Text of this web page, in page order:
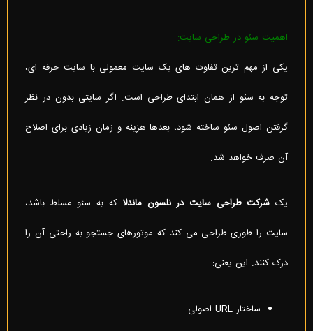
اهمیت سئو در طراحی سایت:
یکی از مهم ترین تفاوت های یک سایت معمولی با سایت حرفه ای،
توجه به سئو از همان ابتدای طراحی است. اگر سایتی بدون در نظر
گرفتن اصول سئو ساخته شود، بعدها هزینه و زمان زیادی برای اصلاح
آن صرف خواهد شد.
یک شرکت طراحی سایت در نلسون ماندلا که به سئو مسلط باشد،
سایت را طوری طراحی می کند که موتورهای جستجو به راحتی آن را
درک کنند. این یعنی:
ساختار URL اصولی